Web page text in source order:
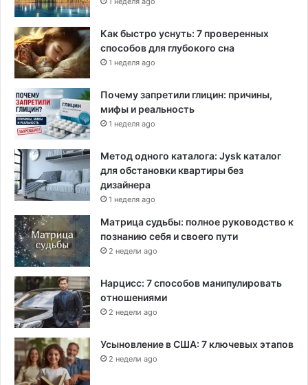
Как быстро уснуть: 7 проверенных
способов для глубокого сна
1 неделя ago
Почему запретили глицин: причины,
мифы и реальность
1 неделя ago
Метод одного каталога: Jysk каталог
для обстановки квартиры без
дизайнера
1 неделя ago
Матрица судьбы: полное руководство к
познанию себя и своего пути
2 недели ago
Нарцисс: 7 способов манипулировать
отношениями
2 недели ago
Усыновление в США: 7 ключевых этапов
2 недели ago